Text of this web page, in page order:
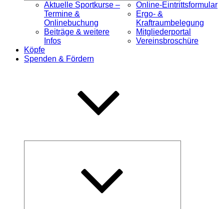
Aktuelle Sportkurse –
Termine &
Onlinebuchung
Beiträge & weitere
Infos
Online-Eintrittsformular
Ergo- &
Kraftraumbelegung
Mitgliederportal
Vereinsbroschüre
Köpfe
Spenden & Fördern